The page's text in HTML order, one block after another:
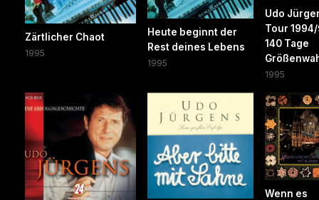
Zärtlicher Chaot
1995
Heute beginnt der
Rest deines Lebens
1995
Udo
Tour
140 Tage
1995
Wenn es